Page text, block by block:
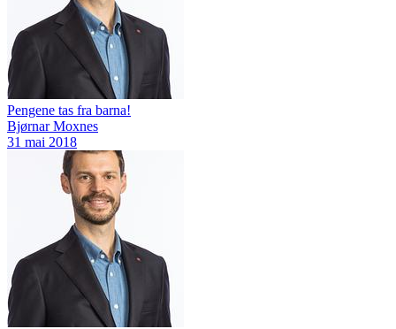
Pengene tas fra barna!
Bjørnar Moxnes
31 mai 2018